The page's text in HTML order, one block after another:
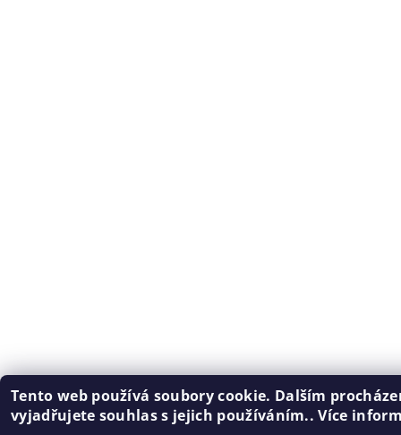
Tento web používá soubory cookie. Dalším
vyjadřujete souhlas s jejich používáním.. Více